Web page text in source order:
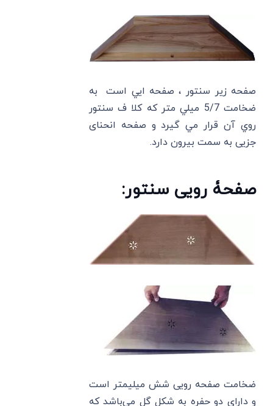
صفحه زير سنتور ، صفحه ايي است به
ضخامت 5/7 ميلي متر که کلا ف سنتور
روي آن قرار مي گيرد و صفحه انحنای
جزیی به سمت بیرون دارد.
صفحۀ رویی سنتور:
ضخامت صفحه رویی شش میلیمتر است
و دارای دو حفره به شکل گل می‌باشد که